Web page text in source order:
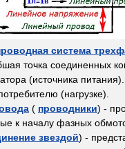
система
точка соединенных
(источника
(нагрузке).
( проводники) -
к началу фазных
звездой) -